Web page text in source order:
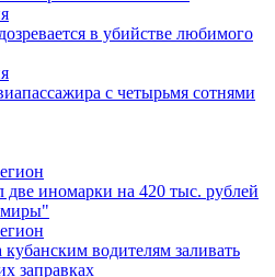
в убийстве любимого
с четырьмя сотнями
иномарки на 420 тыс. рублей
миры"
водителям заливать
заправках